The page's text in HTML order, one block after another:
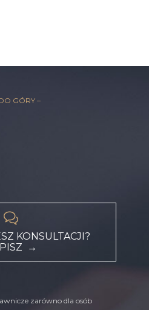
GÓRY –

KONSULTACJI?
→
zarówno dla osób